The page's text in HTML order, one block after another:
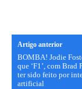
Artigo anterior
BOMBA! Jodie
que ‘F1’, com Brad
ter sido feito por
artificial